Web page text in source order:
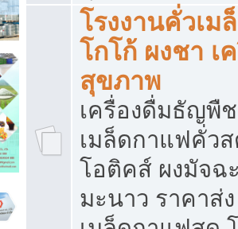
โรงงานคั่วเม
โกโก้ ผงชา เ
สุขภาพ
เครื่องดื่มธัญพื
เมล็ดกาแฟคั่ว
โอติคส์ ผงมัจฉ
มะนาว ราคาส่